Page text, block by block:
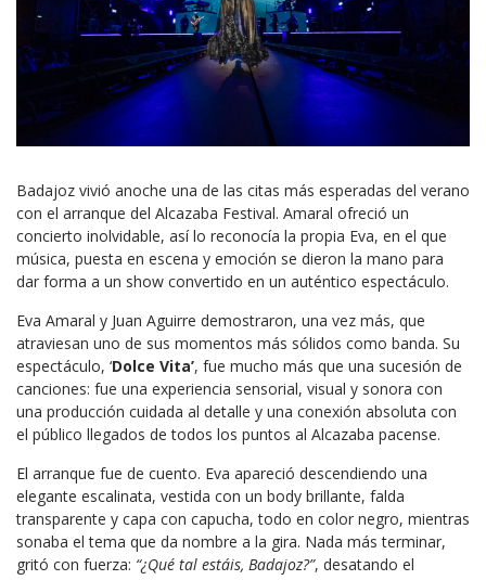
Badajoz vivió anoche una de las citas más esperadas del verano
con el arranque del Alcazaba Festival. Amaral ofreció un
concierto inolvidable, así lo reconocía la propia Eva, en el que
música, puesta en escena y emoción se dieron la mano para
dar forma a un show convertido en un auténtico espectáculo.
Eva Amaral y Juan Aguirre demostraron, una vez más, que
atraviesan uno de sus momentos más sólidos como banda. Su
espectáculo, ‘Dolce Vita’, fue mucho más que una sucesión de
canciones: fue una experiencia sensorial, visual y sonora con
una producción cuidada al detalle y una conexión absoluta con
el público llegados de todos los puntos al Alcazaba pacense.
El arranque fue de cuento. Eva apareció descendiendo una
elegante escalinata, vestida con un body brillante, falda
transparente y capa con capucha, todo en color negro, mientras
sonaba el tema que da nombre a la gira. Nada más terminar,
gritó con fuerza: “¿Qué tal estáis, Badajoz?”, desatando el